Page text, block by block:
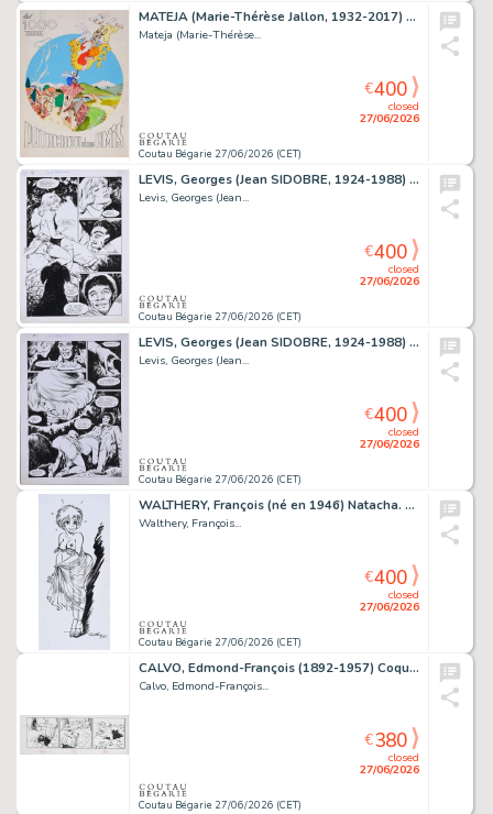
MATEJA (Marie-Thérèse Jallon, 1932-2017) Un rare ensemble...
Mateja (Marie-Thérèse...
Coutau Bégarie 27/06/2026 (CET)
closed
27/06/2026
€400
LEVIS, Georges (Jean SIDOBRE, 1924-1988) Liz&Beth,...
Levis, Georges (Jean...
Coutau Bégarie 27/06/2026 (CET)
closed
27/06/2026
€400
LEVIS, Georges (Jean SIDOBRE, 1924-1988) Liz&Beth,...
Levis, Georges (Jean...
Coutau Bégarie 27/06/2026 (CET)
closed
27/06/2026
€400
WALTHERY, François (né en 1946) Natacha. Encre de Chine...
Walthery, François...
Coutau Bégarie 27/06/2026 (CET)
closed
27/06/2026
€400
CALVO, Edmond-François (1892-1957) Coquin le petit...
Calvo, Edmond-François...
Coutau Bégarie 27/06/2026 (CET)
closed
27/06/2026
€380